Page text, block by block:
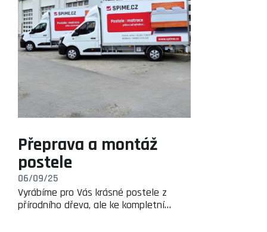
Přeprava a montáž
postele
06/09/25
Vyrábíme pro Vás krásné postele z
přírodního dřeva, ale ke kompletní…